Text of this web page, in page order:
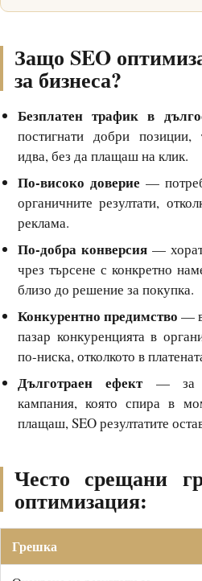
Защо SEO
за бизнеса?
Безплатен трафик в
постигнати добри
идва, без да плащаш на клик.
По-високо доверие —
органичните резултати,
реклама.
По-добра конверсия —
чрез търсене с конкретно
близо до решение за покупка.
Конкурентно предимство —
пазар конкуренцията в
по-ниска, отколкото в
Дълготраен ефект— за
кампания, която спира в
плащаш, SEO резултатите
Често срещани
оптимизация:
Грешка